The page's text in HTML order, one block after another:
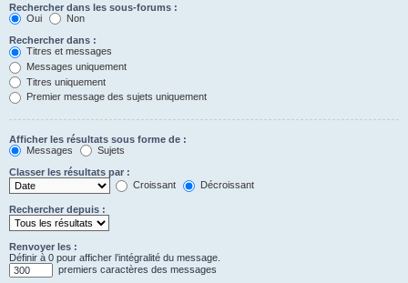
Rechercher dans les sous-forums :
Oui
Non
Rechercher dans :
Titres et messages
Messages uniquement
Titres uniquement
Premier message des sujets uniquement
Afficher les résultats sous forme de :
Messages
Sujets
Classer les résultats par :
Croissant
Décroissant
Rechercher depuis :
Renvoyer les :
Définir à 0 pour afficher l’intégralité du message.
premiers caractères des messages